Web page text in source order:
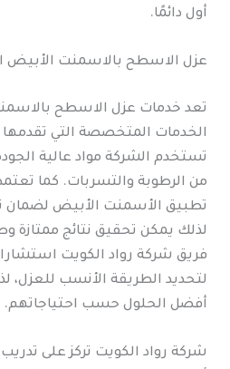
أول دائمًا.
عزل الاسطح بالاسمنت الأبيض
تعد خدمات عزل الاسطح
الخدمات المتخصصة التي
تستخدم الشركة مواد عالية
من الرطوبة والتسربات. كما
تطبيق الأسمنت الأبيض لضمان
لذلك يمكن تحقيق نتائج ممتازة
فريق شركة رواد الكويت
لتحديد الطريقة الأنسب للعزل،
أفضل الحلول حسب احتياجاتهم.
شركة رواد الكويت تركز على